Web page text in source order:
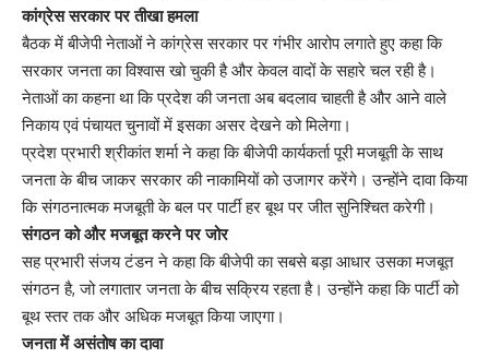
कांग्रेस सरकार पर तीखा हमला
बैठक में बीजेपी नेताओं ने कांग्रेस सरकार पर गंभीर आरोप लगाते हुए कहा कि
सरकार जनता का विश्वास खो चुकी है और केवल वादों के सहारे चल रही है।
नेताओं का कहना था कि प्रदेश की जनता अब बदलाव चाहती है और आने वाले
निकाय एवं पंचायत चुनावों में इसका असर देखने को मिलेगा।
प्रदेश प्रभारी श्रीकांत शर्मा ने कहा कि बीजेपी कार्यकर्ता पूरी मजबूती के साथ
जनता के बीच जाकर सरकार की नाकामियों को उजागर करेंगे। उन्होंने दावा किया
कि संगठनात्मक मजबूती के बल पर पार्टी हर बूथ पर जीत सुनिश्चित करेगी।
संगठन को और मजबूत करने पर जोर
सह प्रभारी संजय टंडन ने कहा कि बीजेपी का सबसे बड़ा आधार उसका मजबूत
संगठन है, जो लगातार जनता के बीच सक्रिय रहता है। उन्होंने कहा कि पार्टी को
बूथ स्तर तक और अधिक मजबूत किया जाएगा।
जनता में असंतोष का दावा